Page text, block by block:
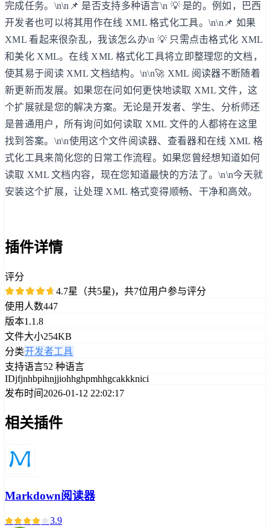
完成任务。\n\n📌 是否支持多种语言\n 💡 是的。例如，巴西
开发者也可以将其用作在线 XML 格式化工具。\n\n📌 如果
XML 看起来很杂乱，我该怎么办\n 💡 只需点击格式化 XML
和美化 XML。在线 XML 格式化工具将立即整理您的文档，
使其易于阅读 XML 文档结构。\n\n🚀 XML 阅读器不断随着
新更新而发展。如果您在问如何更快地读取 XML 文件，这
个扩展就是您的解决方案。无论是开发者、学生、分析师还
是普通用户，所有询问如何读取 XML 文件的人都将在这里
找到答案。\n\n使用这个文件阅读器、查看器和在线 XML 格
式化工具来简化您的日常工作流程。如果您曾经想知道如何
读取 XML 文档内容，现在您知道最快的方法了。\n\n今天就
安装这个扩展，让处理 XML 格式变得顺畅、干净和高效。
插件详情
评分
4.7星（共5星)，共7位用户参与评分
使用人数447
版本1.1.8
文件大小254KB
分类开发者工具
支持语言52 种语言
IDjfjnhbpihnjjiohhghpmhhgcakkknici
发布时间 2026-01-12 22:02:17
相关插件
Markdown阅读器
3.9